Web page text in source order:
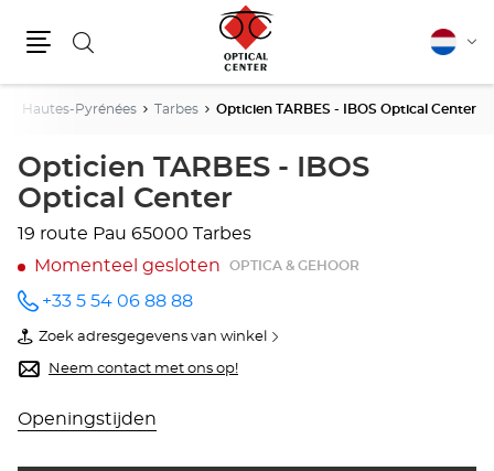
Zoeken
Hautes-Pyrénées Tarbes Opticien TARBES - IBOS Optical Center
Opticien TARBES - IBOS
Optical Center
19 route Pau 65000 Tarbes
Momenteel gesloten
OPTICA & GEHOOR
telefoonnummer
+33 5 54 06 88 88
Zoek adresgegevens van winkel
van
Opticien
TARBES
IBOS
Optical
Neem contact met ons op!
Openingstijden